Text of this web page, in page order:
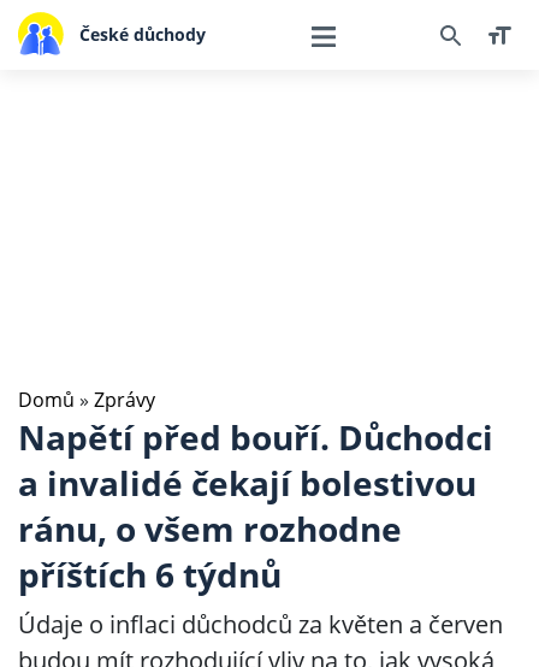
České důchody
Domů » Zprávy
Napětí před bouří. Důchodci
a invalidé čekají bolestivou
ránu, o všem rozhodne
příštích 6 týdnů
Údaje o inflaci důchodců za květen a červen
budou mít rozhodující vliv na to, jak vysoká